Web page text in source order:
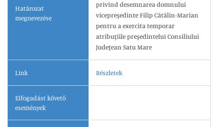
Határozat
megnevezése
privind desemnarea domnului
vicepreşedinte Filip Cătălin-Marian
pentru a exercita temporar
atribuţiile preşedintelui Consiliului
Judeţean Satu Mare
Link Részletek
Elfogadást követő
események